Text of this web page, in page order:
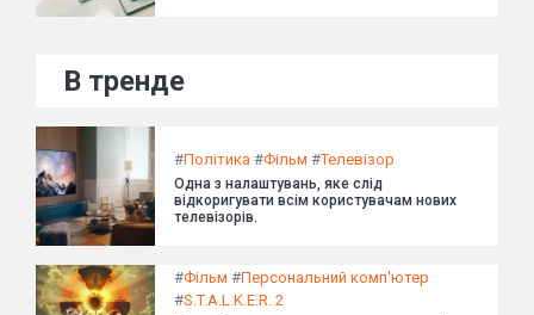
В тренде
#Політика #Фільм #Телевізор
Одна з налаштувань, яке слід
відкоригувати всім користувачам нових
телевізорів.
#Фільм #Персональний комп'ютер
#S.T.A.L.K.E.R. 2